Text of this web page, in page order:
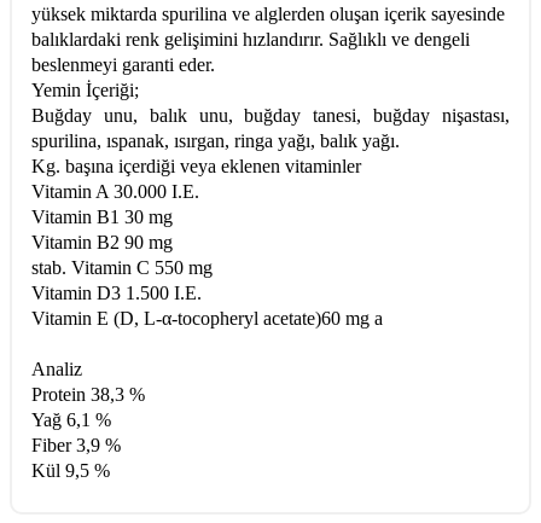
yüksek miktarda spurilina ve alglerden oluşan içerik sayesinde
balıklardaki renk gelişimini hızlandırır. Sağlıklı ve dengeli
beslenmeyi garanti eder.
Yemin İçeriği;
Buğday unu, balık unu, buğday tanesi, buğday nişastası,
spurilina, ıspanak, ısırgan, ringa yağı, balık yağı.
Kg. başına içerdiği veya eklenen vitaminler
Vitamin A 30.000 I.E.
Vitamin B1 30 mg
Vitamin B2 90 mg
stab. Vitamin C 550 mg
Vitamin D3 1.500 I.E.
Vitamin E (D, L-α-tocopheryl acetate)60 mg a
Analiz
Protein 38,3 %
Yağ 6,1 %
Fiber 3,9 %
Kül 9,5 %